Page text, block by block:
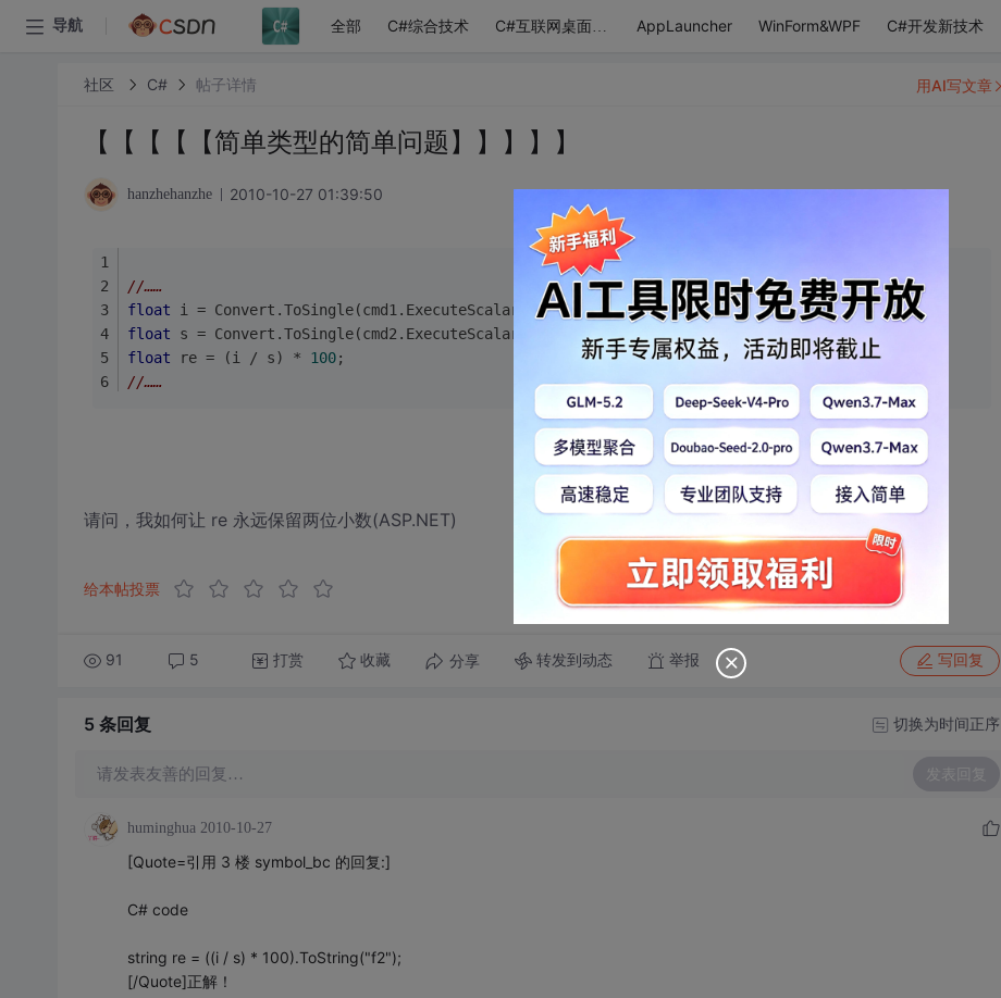
导航 全部 C#综合技术 C#互联网桌面应用 AppLauncher WinForm&WPF C#开发新技术
社区 C# 帖子详情
【【【【【简单类型的简单问题】】】】】
hanzhehanzhe 2010-10-27 01:39:50
//……
float i = Convert.ToSingle(cmd1.ExecuteScalar());
float s = Convert.ToSingle(cmd2.ExecuteScalar());
float re = (i / s) * 100;
//……
请问，我如何让 re 永远保留两位小数(ASP.NET)
给本帖投票
91 5 打赏 收藏 分享 转发到动态 举报 写回复
用AI写文章
5 条回复 切换为时间正序
请发表友善的回复… 发表回复
huminghua 2010-10-27
[Quote=引用 3 楼 symbol_bc 的回复:]
C# code
string re = ((i / s) * 100).ToString("f2");
[/Quote]正解！